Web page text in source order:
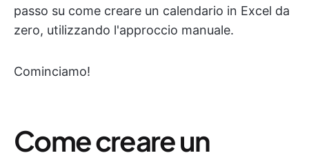
passo su come creare un calendario in Excel da
zero, utilizzando l'approccio manuale.
Cominciamo!
Come creare un